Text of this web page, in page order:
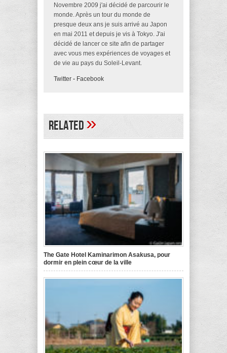
Novembre 2009 j'ai décidé de parcourir le
monde. Après un tour du monde de
presque deux ans je suis arrivé au Japon
en mai 2011 et depuis je vis à Tokyo. J'ai
décidé de lancer ce site afin de partager
avec vous mes expériences de voyages et
de vie au pays du Soleil-Levant.
Twitter - Facebook
Related»
The Gate Hotel Kaminarimon Asakusa, pour
dormir en plein cœur de la ville